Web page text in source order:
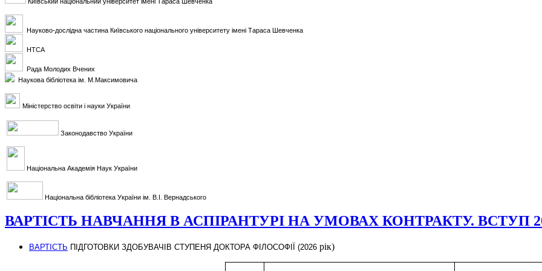
Науково-дослідна частина Київського національного університету імені Тараса Шевченка
НТСА
Рада Молодих Вчених
Наукова бібліотека ім. М.Максимовича
Міністерство освіти і науки України
Законодавство України
Національна Академія Наук України
Національна бібліотека України ім. В.І. Вернадського
ВАРТІСТЬ НАВЧАННЯ В АСПІРАНТУРІ НА УМОВАХ КОНТРАКТУ. ВСТУП
ВАРТІСТЬ ПІДГОТОВКИ ЗДОБУВАЧІВ СТУПЕНЯ ДОКТОРА ФІЛОСОФІЇ (2026 рік)